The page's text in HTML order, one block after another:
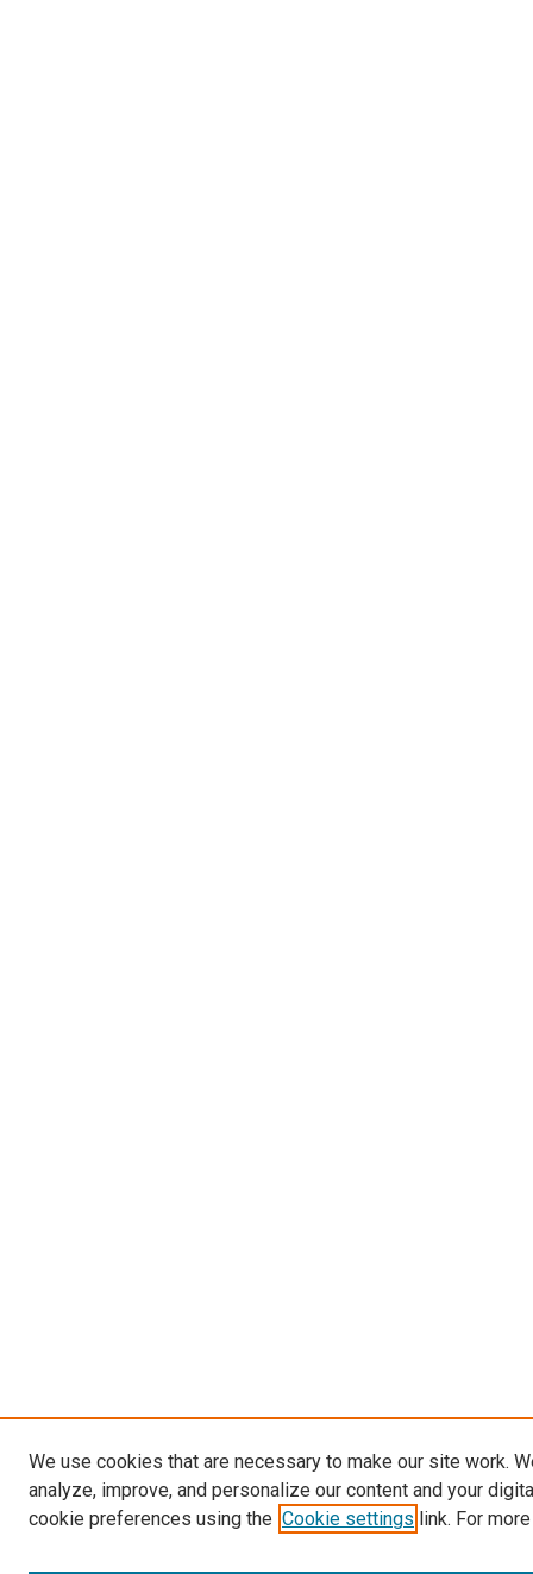
We use cookies that are necessary to make our site work.
analyze, improve, and personalize our content and your
cookie preferences using the Cookie settings link. For